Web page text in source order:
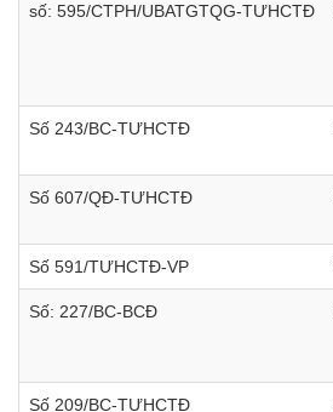
số: 595/CTPH/UBATGTQG-TƯHCTĐ
Số 243/BC-TƯHCTĐ
Số 607/QĐ-TƯHCTĐ
Số 591/TƯHCTĐ-VP
Số: 227/BC-BCĐ
Số 209/BC-TƯHCTĐ